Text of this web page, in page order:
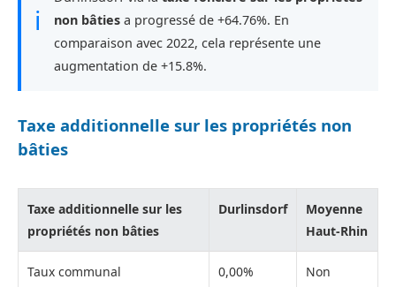
ℹ
non bâties a progressé de +64.76%. En
comparaison avec 2022, cela représente une
augmentation de +15.8%.
Taxe additionnelle sur les propriétés non
bâties
Taxe additionnelle sur les
propriétés non bâties
Durlinsdorf
Moyenne
Haut-Rhin
Taux communal 0,00%
Non